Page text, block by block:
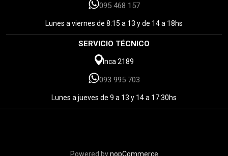
095 468 157
Lunes a viernes de 8:15 a 13 y de 14 a 18hs
SERVICIO TÉCNICO
Inca 2189
093 995 703
Lunes a jueves de 9 a 13 y 14 a 17:30hs
Powered bynopCommerce